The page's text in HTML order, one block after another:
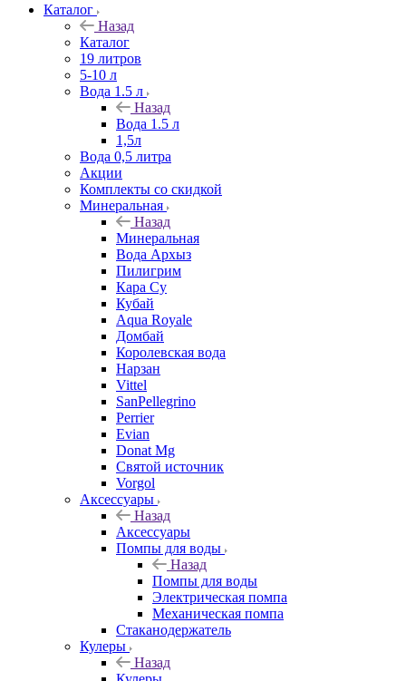
Каталог
Назад
Каталог
19 литров
5-10 л
Вода 1.5 л
Назад
Вода 1.5 л
1,5л
Вода 0,5 литра
Акции
Комплекты со скидкой
Минеральная
Назад
Минеральная
Вода Архыз
Пилигрим
Кара Су
Кубай
Aqua Royale
Домбай
Королевская вода
Нарзан
Vittel
SanPellegrino
Perrier
Evian
Donat Mg
Святой источник
Vorgol
Аксессуары
Назад
Аксессуары
Помпы для воды
Назад
Помпы для воды
Электрическая помпа
Механическая помпа
Стаканодержатель
Кулеры
Назад